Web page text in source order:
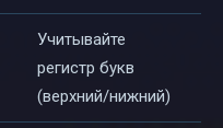
Учитывайте
регистр букв
(верхний/нижний)